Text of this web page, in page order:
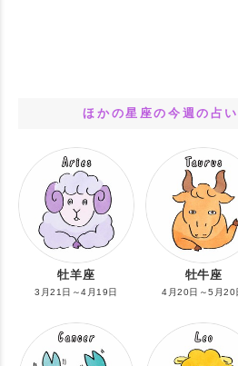
ほかの星座の今週の占
牡羊座
3月21日～4月19日
牡牛座
4月20日～5月20